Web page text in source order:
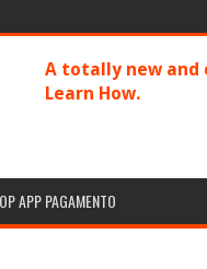
A totally new and
Learn How.
APP PAGAMENTO